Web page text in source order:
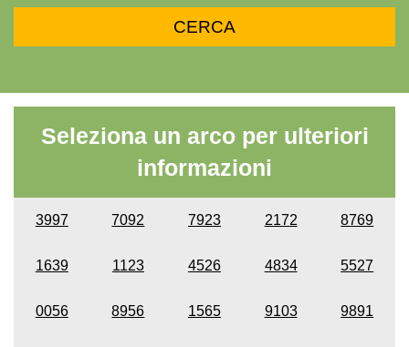
Seleziona un arco per ulteriori
informazioni
3997 7092 7923 2172 8769
1639 1123 4526 4834 5527
0056 8956 1565 9103 9891